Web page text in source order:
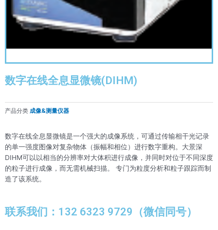
数字在线全息显微镜(DIHM)
产品分类 成像&测量仪器
数字在线全息显微镜是一个强大的成像系统，可通过传输相干光记录
的单一强度图像对复杂物体（振幅和相位）进行数字重构。大景深
DIHM可以以相当的分辨率对大体积进行成像，并同时对位于不同深度
的粒子进行成像，而无需机械扫描。 专门为粒度分析和粒子跟踪而制
造了该系统。
联系我们：132 6323 9729（微信同号）